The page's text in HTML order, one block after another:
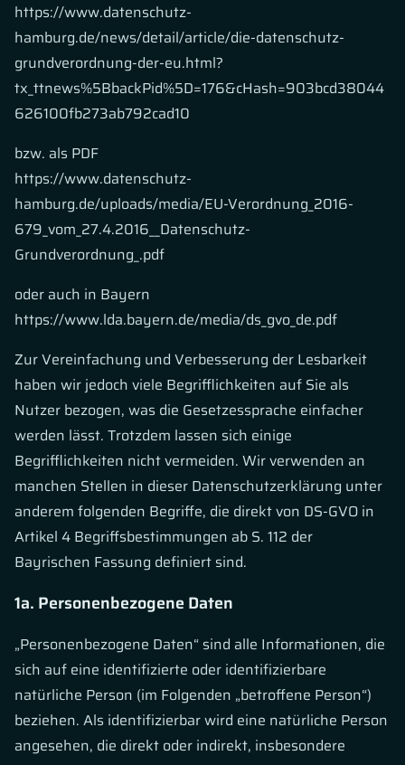
https://www.datenschutz-
hamburg.de/news/detail/article/die-datenschutz-
grundverordnung-der-eu.html?
tx_ttnews%5BbackPid%5D=176&cHash=903bcd38044
626100fb273ab792cad10
bzw. als PDF
https://www.datenschutz-
hamburg.de/uploads/media/EU-Verordnung_2016-
679_vom_27.4.2016__Datenschutz-
Grundverordnung_.pdf
oder auch in Bayern
https://www.lda.bayern.de/media/ds_gvo_de.pdf
Zur Vereinfachung und Verbesserung der Lesbarkeit
haben wir jedoch viele Begrifflichkeiten auf Sie als
Nutzer bezogen, was die Gesetzessprache einfacher
werden lässt. Trotzdem lassen sich einige
Begrifflichkeiten nicht vermeiden. Wir verwenden an
manchen Stellen in dieser Datenschutzerklärung unter
anderem folgenden Begriffe, die direkt von DS-GVO in
Artikel 4 Begriffsbestimmungen ab S. 112 der
Bayrischen Fassung definiert sind.
1a. Personenbezogene Daten
„Personenbezogene Daten“ sind alle Informationen, die
sich auf eine identifizierte oder identifizierbare
natürliche Person (im Folgenden „betroffene Person“)
beziehen. Als identifizierbar wird eine natürliche Person
angesehen, die direkt oder indirekt, insbesondere